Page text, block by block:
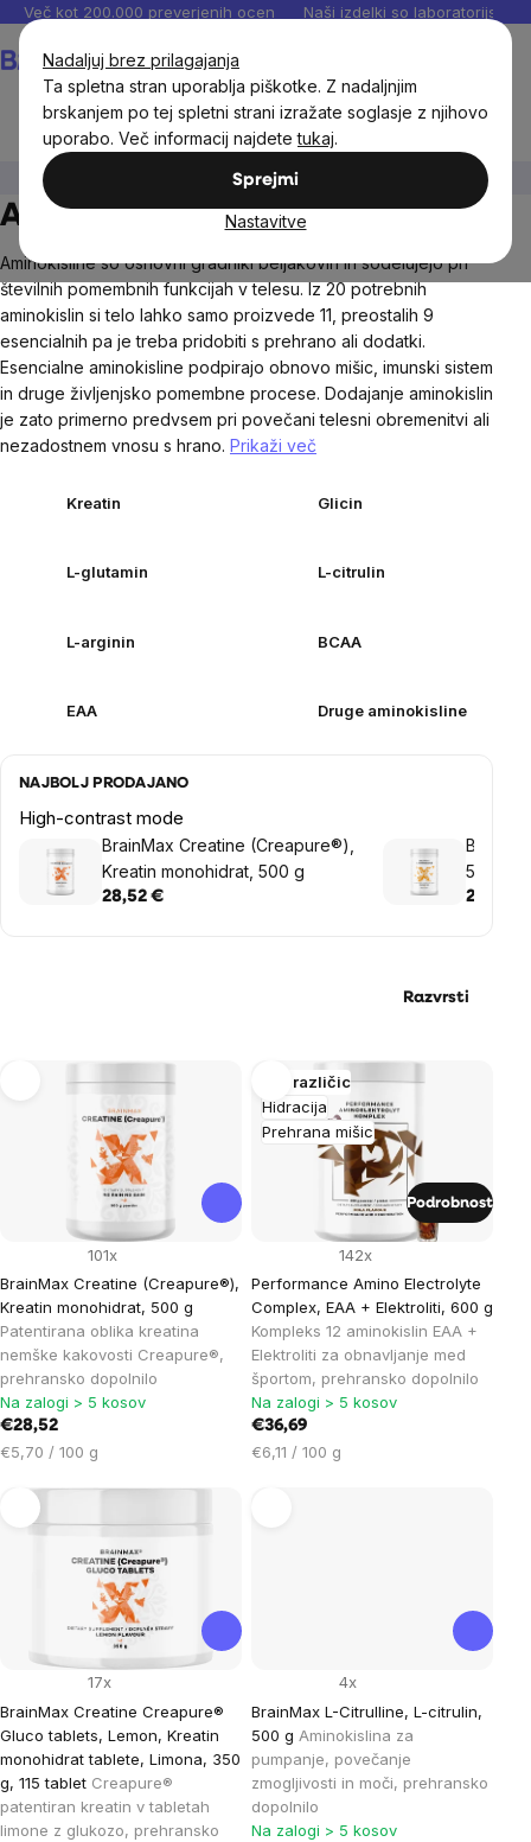
Nadaljuj brez prilagajanja
Ta spletna stran uporablja piškotke. Z nadaljnjim
brskanjem po tej spletni strani izražate soglasje z njihovo
uporabo. Več informacij najdetetukaj.
Sprejmi
Nastavitve
Preskoči
vsebino
Več kot 200.000 preverjenih ocen Naši izdelki so laboratorijsko
Prehranska dopolnila in prehrana
Aminokisline
Aminokisline so osnovni gradniki beljakovin in sodelujejo pri
številnih pomembnih funkcijah v telesu. Iz 20 potrebnih
aminokislin si telo lahko samo proizvede 11, preostalih 9
esencialnih pa je treba pridobiti s prehrano ali dodatki.
Esencialne aminokisline podpirajo obnovo mišic, imunski sistem
in druge življenjsko pomembne procese. Dodajanje aminokislin
je zato primerno predvsem pri povečani telesni obremenitvi ali
nezadostnem vnosu s hrano. Prikaži več
Kreatin Glicin
L-glutamin L-citrulin
L-arginin BCAA
EAA Druge aminokisline
NAJBOLJ PRODAJANO
High-contrast mode
BrainMax Creatine (Creapure®),
Kreatin monohidrat, 500 g
28,52 €
500 g
26,48 €
Razvrsti
products
BrainMax Creatine (Creapure®),
Kreatin monohidrat, 500 g
Patentirana oblika kreatina
nemške kakovosti Creapure®,
prehransko dopolnilo
101x
Na zalogi > 5 kosov
€28,52
Cena
enoto:
€5,70 / 100 g
Hidracija
Prehrana mišic
Več različic
Performance Amino Electrolyte
Complex, EAA + Elektroliti, 600 g
Kompleks 12 aminokislin EAA +
Elektroliti za obnavljanje med
športom, prehransko dopolnilo
142x
Na zalogi > 5 kosov
€36,69
Cena
€6,11 / 100 g
Podrobnost
BrainMax Creatine Creapure®
Gluco tablets, Lemon, Kreatin
monohidrat tablete, Limona, 350
g, 115 tablet Creapure®
patentiran kreatin v tabletah
limone z glukozo, prehransko
17x
BrainMax L-Citrulline, L-citrulin,
500 g Aminokislina za
pumpanje, povečanje
zmogljivosti in moči, prehransko
dopolnilo
4x
Na zalogi > 5 kosov